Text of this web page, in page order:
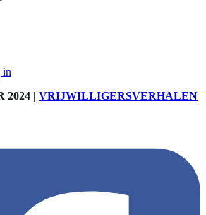
in
2024 | VRIJWILLIGERSVERHALEN